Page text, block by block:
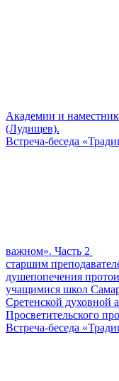
Академии и
(Лудищев).
Встреча-беседа
важном». Часть 2
старшим
душепопечения
учащимися школ
Сретенской духовной
Просветительского
Встреча-беседа